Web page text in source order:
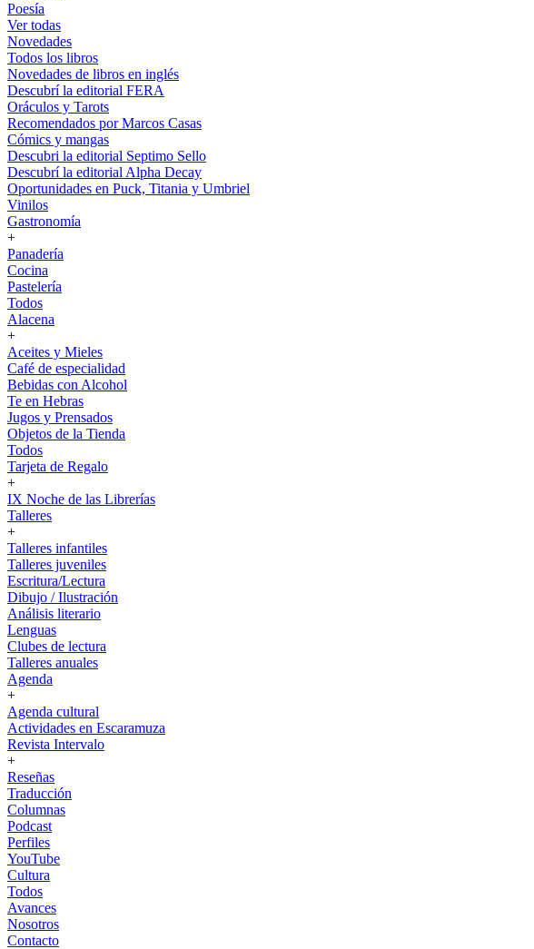
Poesía
Ver todas
Novedades
Todos los libros
Novedades de libros en inglés
Descubrí la editorial FERA
Oráculos y Tarots
Recomendados por Marcos Casas
Cómics y mangas
Descubri la editorial Septimo Sello
Descubrí la editorial Alpha Decay
Oportunidades en Puck, Titania y Umbriel
Vinilos
Gastronomía
+
Panadería
Cocina
Pastelería
Todos
Alacena
+
Aceites y Mieles
Café de especialidad
Bebidas con Alcohol
Te en Hebras
Jugos y Prensados
Objetos de la Tienda
Todos
Tarjeta de Regalo
+
IX Noche de las Librerías
Talleres
+
Talleres infantiles
Talleres juveniles
Escritura/Lectura
Dibujo / Ilustración
Análisis literario
Lenguas
Clubes de lectura
Talleres anuales
Agenda
+
Agenda cultural
Actividades en Escaramuza
Revista Intervalo
+
Reseñas
Traducción
Columnas
Podcast
Perfiles
YouTube
Cultura
Todos
Avances
Nosotros
Contacto